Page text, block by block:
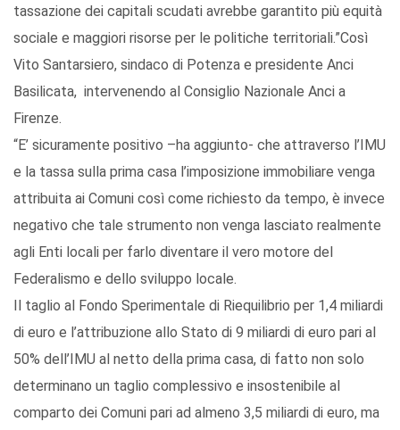
tassazione dei capitali scudati avrebbe garantito più equità
sociale e maggiori risorse per le politiche territoriali.”Così
Vito Santarsiero, sindaco di Potenza e presidente Anci
Basilicata, intervenendo al Consiglio Nazionale Anci a
Firenze.
“E’ sicuramente positivo –ha aggiunto- che attraverso l’IMU
e la tassa sulla prima casa l’imposizione immobiliare venga
attribuita ai Comuni così come richiesto da tempo, è invece
negativo che tale strumento non venga lasciato realmente
agli Enti locali per farlo diventare il vero motore del
Federalismo e dello sviluppo locale.
Il taglio al Fondo Sperimentale di Riequilibrio per 1,4 miliardi
di euro e l’attribuzione allo Stato di 9 miliardi di euro pari al
50% dell’IMU al netto della prima casa, di fatto non solo
determinano un taglio complessivo e insostenibile al
comparto dei Comuni pari ad almeno 3,5 miliardi di euro, ma